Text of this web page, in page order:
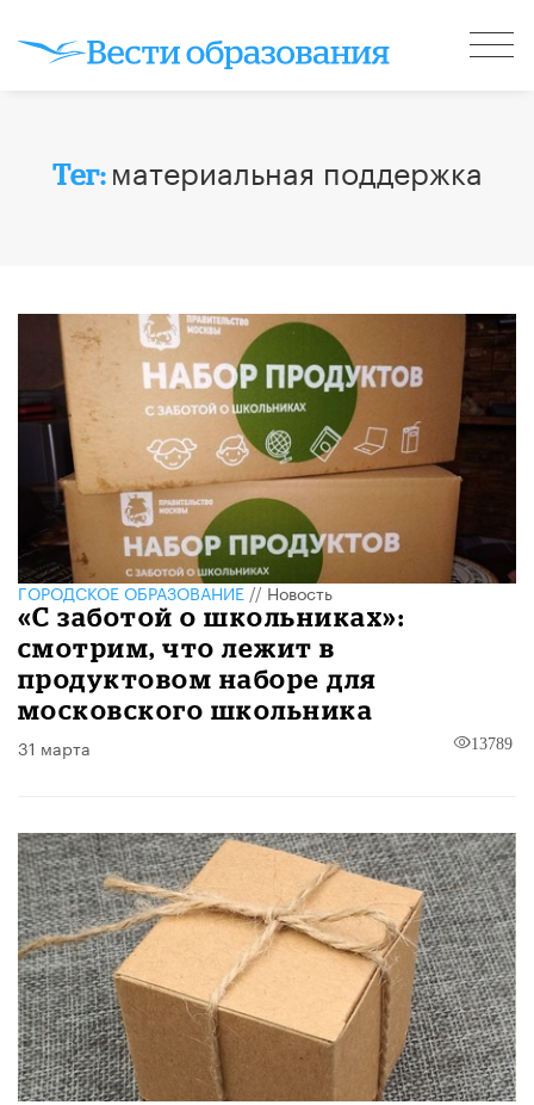
Тег: материальная поддержка
ГОРОДСКОЕ ОБРАЗОВАНИЕ//Новость
«С заботой о школьниках»:
смотрим, что лежит в
продуктовом наборе для
московского школьника
31 марта 13789